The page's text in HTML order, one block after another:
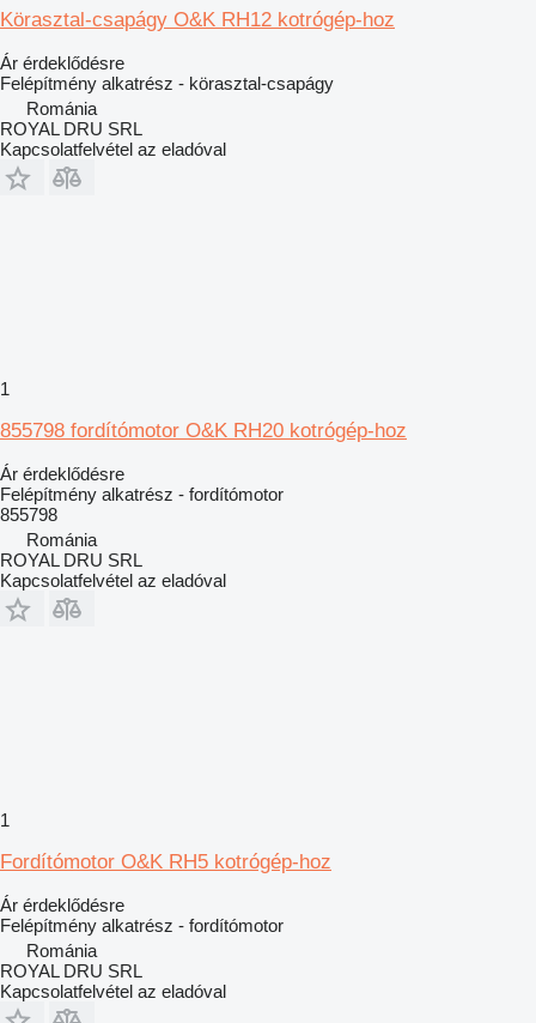
Körasztal-csapágy O&K RH12 kotrógép-hoz
Ár érdeklődésre
Felépítmény alkatrész - körasztal-csapágy
Románia
ROYAL DRU SRL
Kapcsolatfelvétel az eladóval
1
855798 fordítómotor O&K RH20 kotrógép-hoz
Ár érdeklődésre
Felépítmény alkatrész - fordítómotor
855798
Románia
ROYAL DRU SRL
Kapcsolatfelvétel az eladóval
1
Fordítómotor O&K RH5 kotrógép-hoz
Ár érdeklődésre
Felépítmény alkatrész - fordítómotor
Románia
ROYAL DRU SRL
Kapcsolatfelvétel az eladóval